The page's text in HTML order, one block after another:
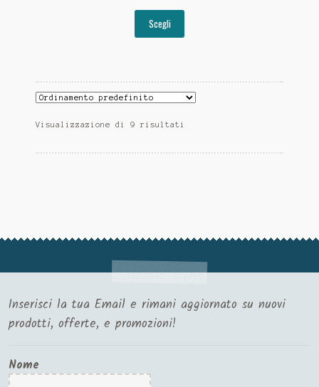
Scegli
Visualizzazione di 9 risultati
Inserisci la tua Email e rimani aggiornato su nuovi
prodotti, offerte, e promozioni!
Nome